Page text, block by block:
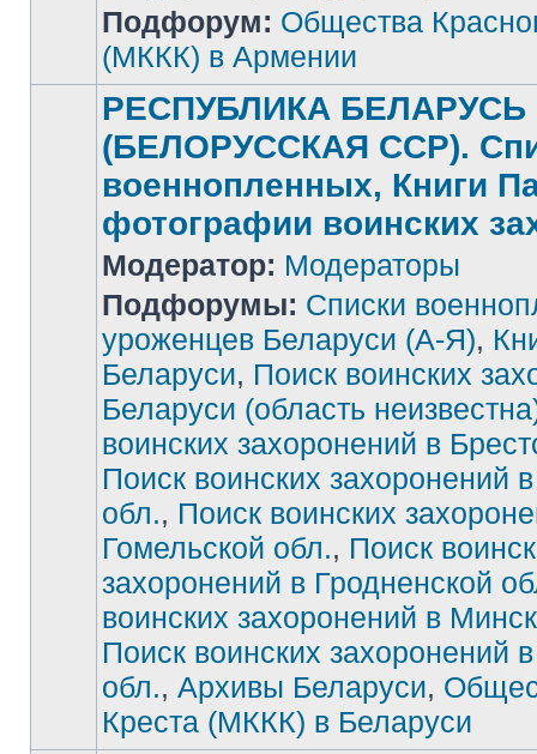
Подфорум: Общества
(МККК) в Армении
Нет
непрочитанных
РЕСПУБЛИКА БЕЛАРУСЬ
(БЕЛОРУССКАЯ ССР).
военнопленных, Книги
фотографии воинских
Модератор: Модераторы
Подфорумы: Списки
уроженцев Беларуси (А-Я),
Беларуси, Поиск воинских
Беларуси (область
воинских захоронений в
Поиск воинских захоронений
обл., Поиск воинских
Гомельской обл., Поиск
захоронений в Гродненской
воинских захоронений в
Поиск воинских захоронений
обл., Архивы Беларуси,
Креста (МККК) в Беларуси